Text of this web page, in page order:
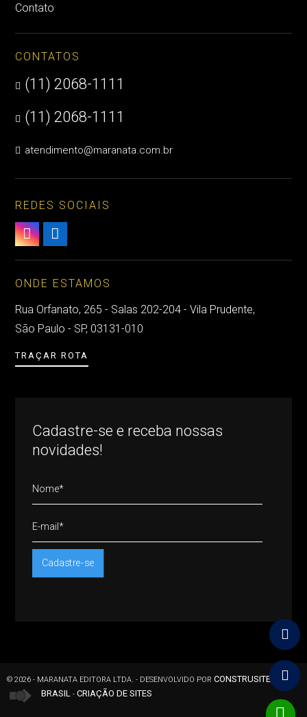
Contato
CONTATOS
 (11) 2068-1111
 (11) 2068-1111
 atendimento@maranata.com.br
REDES SOCIAIS
 
ONDE ESTAMOS
Rua Orfanato, 265 - Salas 202-204 - Vila Prudente,
São Paulo - SP, 03131-010
TRAÇAR ROTA
Cadastre-se e receba nossas
novidades!


© 2026 - MARANATA EDITORA LTDA. - DESENVOLVIDO POR CONSTRUSITE
BRASIL
- CRIAÇÃO DE SITES